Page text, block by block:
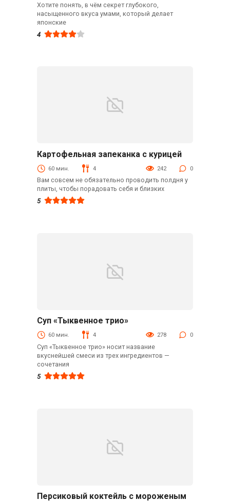
Хотите понять, в чём секрет глубокого,
насыщенного вкуса умами, который делает
японские
4
Блюда из мяса птицы
Картофельная запеканка с курицей
60 мин. 4 242 0
Вам совсем не обязательно проводить полдня у
плиты, чтобы порадовать себя и близких
5
Суп «Тыквенное трио»
60 мин. 4 278 0
Суп «Тыквенное трио» носит название
вкуснейшей смеси из трех ингредиентов —
сочетания
5
Персиковый коктейль с мороженым